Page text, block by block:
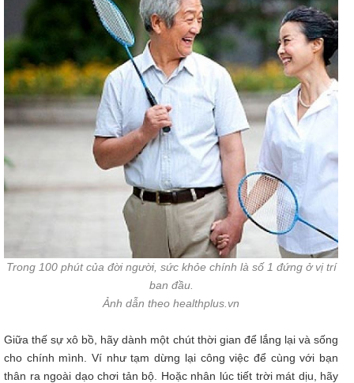
Trong 100 phút của đời người, sức khỏe chính là số 1 đứng ở vị trí
ban đầu.
Ảnh dẫn theo healthplus.vn
Giữa thế sự xô bồ, hãy dành một chút thời gian để lắng lại và sống
cho chính mình. Ví như tạm dừng lại công việc để cùng với bạn
thân ra ngoài dạo chơi tản bộ. Hoặc nhân lúc tiết trời mát dịu, hãy